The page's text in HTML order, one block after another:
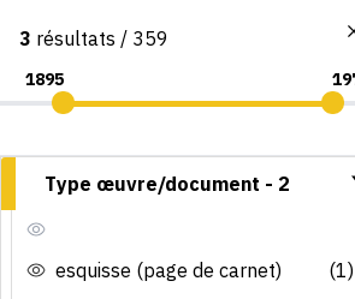
3 résultats / 359
Type œuvre/document - 2
esquisse (page de carnet)
(1)